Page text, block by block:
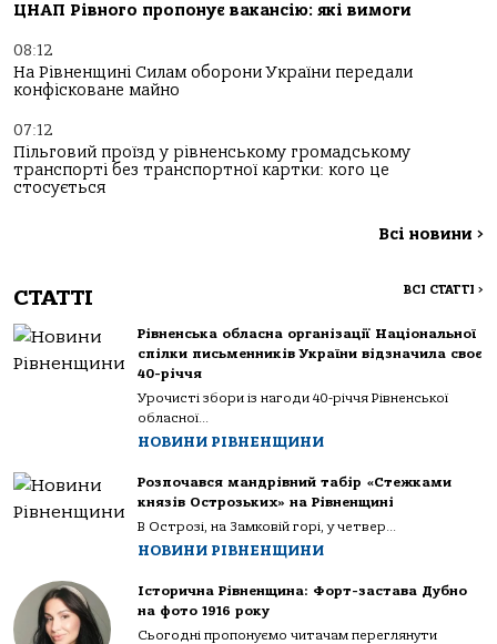
ЦНАП Рівного пропонує вакансію: які вимоги
08:12
На Рівненщині Силам оборони України передали
конфісковане майно
07:12
Пільговий проїзд у рівненському громадському
транспорті без транспортної картки: кого це
стосується
Всі новини >
СТАТТІ ВСІ СТАТТІ >
Рівненська обласна організації Національної
спілки письменників України відзначила своє
40-річчя
Урочисті збори із нагоди 40-річчя Рівненської
обласної...
НОВИНИ РІВНЕНЩИНИ
Розпочався мандрівний табір «Стежками
князів Острозьких» на Рівненщині
В Острозі, на Замковій горі, у четвер...
НОВИНИ РІВНЕНЩИНИ
Історична Рівненщина: Форт-застава Дубно
на фото 1916 року
Сьогодні пропонуємо читачам переглянути